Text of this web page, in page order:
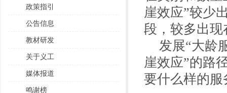
政策指引
公告信息
教材研发
关于义工
媒体报道
鸣谢榜
崖效应”较少
段，较多出现
发展“大龄
崖效应”的路
要什么样的服